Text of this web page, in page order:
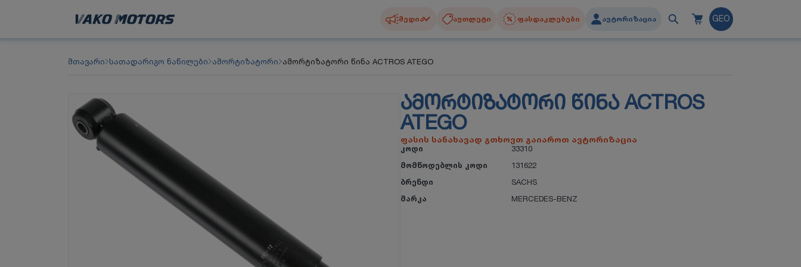
მედია აუთლეტი ფასდაკლებები ავტორიზაცია GEO
მთავარი სათადარიგო ნაწილები ამორტიზატორი ამორტიზატორი წინა ACTROS ATEGO
ᲐᲛᲝᲠᲢᲘᲖᲐᲢᲝᲠᲘ ᲬᲘᲜᲐ ACTROS
ATEGO
ფასის სანახავად გთხოვთ გაიაროთ ავტორიზაცია
კოდი
33310
მომწოდებლის კოდი
131622
ბრენდი
SACHS
მარკა
MERCEDES-BENZ